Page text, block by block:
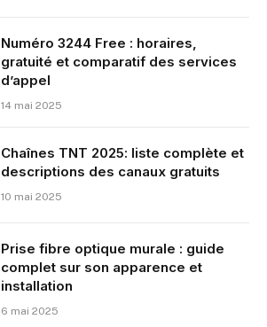
Numéro 3244 Free : horaires,
gratuité et comparatif des services
d’appel
14 mai 2025
Chaînes TNT 2025: liste complète et
descriptions des canaux gratuits
10 mai 2025
Prise fibre optique murale : guide
complet sur son apparence et
installation
6 mai 2025